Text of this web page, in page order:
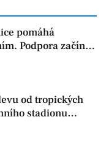
pomáhá
Podpora začíná
od tropických
stadionu